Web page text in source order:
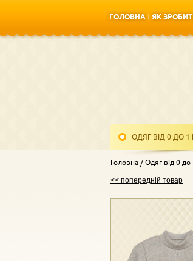
ГОЛОВНА
ЯК
ОДЯГ ВІД 0 ДО 1
Головна Одяг від 0 до
<< попередній товар